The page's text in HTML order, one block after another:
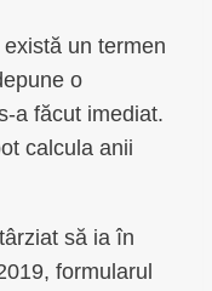
un termen
o
a făcut imediat.
calcula anii
să ia în
formularul